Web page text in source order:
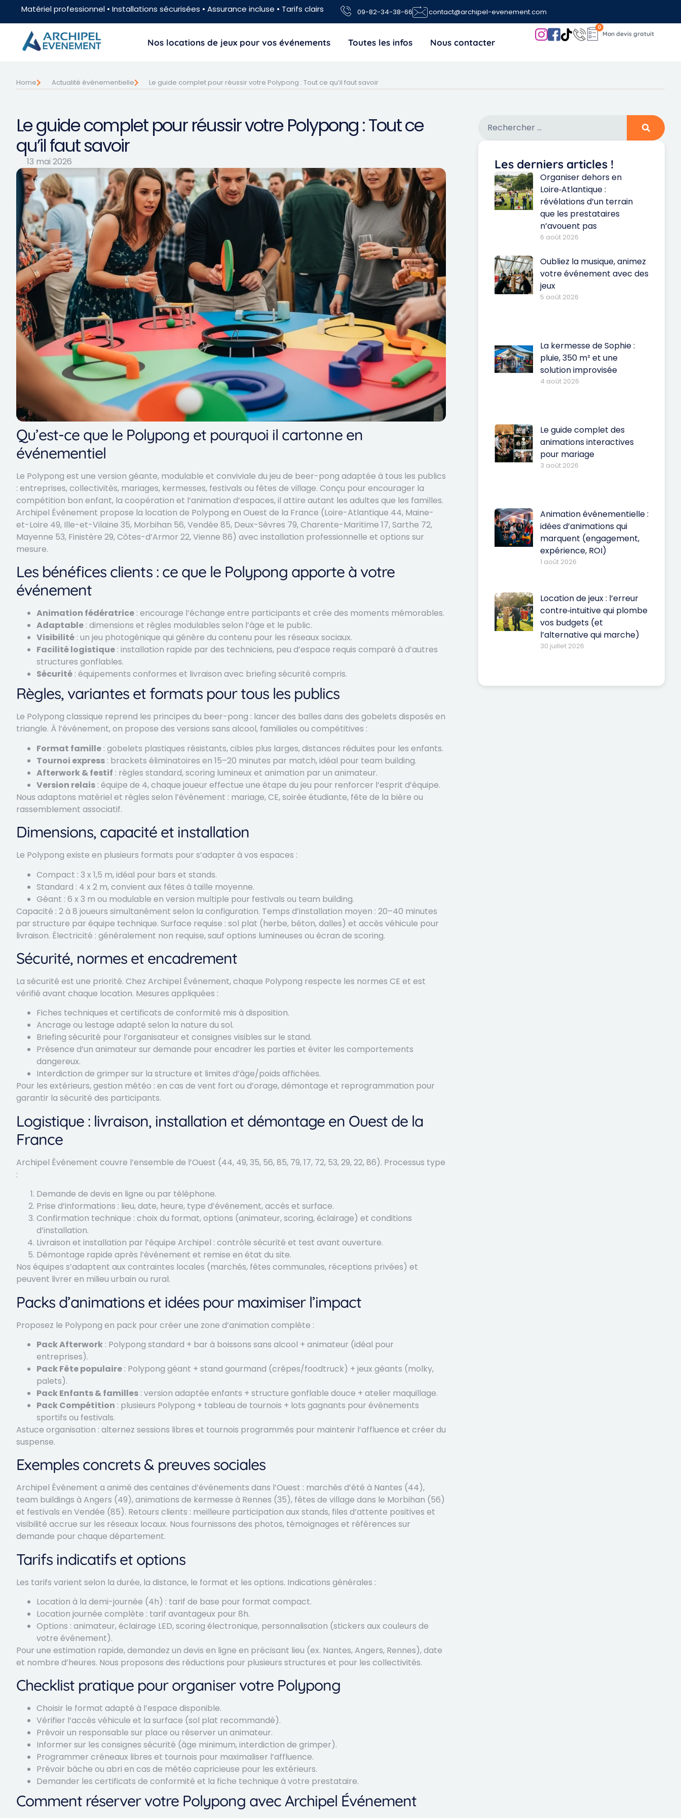
Matériel professionnel • Installations sécurisées • Assurance incluse • Tarifs clairs 09-82-34-38-66 contact@archipel-evenement.com
Nos locations de jeux pour vos événements Toutes les infos Nous contacter
0
Home Actualité événementielle Le guide complet pour réussir votre Polypong : Tout ce qu’il faut savoir
Le guide complet pour réussir votre Polypong : Tout ce
qu’il faut savoir
13 mai 2026
Qu’est-ce que le Polypong et pourquoi il cartonne en
événementiel
Le Polypong est une version géante, modulable et conviviale du jeu de beer-pong adaptée à tous les publics
: entreprises, collectivités, mariages, kermesses, festivals ou fêtes de village. Conçu pour encourager la
compétition bon enfant, la coopération et l’animation d’espaces, il attire autant les adultes que les familles.
Archipel Événement propose la location de Polypong en Ouest de la France (Loire-Atlantique 44, Maine-
et-Loire 49, Ille-et-Vilaine 35, Morbihan 56, Vendée 85, Deux-Sèvres 79, Charente-Maritime 17, Sarthe 72,
Mayenne 53, Finistère 29, Côtes-d’Armor 22, Vienne 86) avec installation professionnelle et options sur
mesure.
Les bénéfices clients : ce que le Polypong apporte à votre
événement
Animation fédératrice : encourage l’échange entre participants et crée des moments mémorables.
Adaptable : dimensions et règles modulables selon l’âge et le public.
Visibilité : un jeu photogénique qui génère du contenu pour les réseaux sociaux.
Facilité logistique : installation rapide par des techniciens, peu d’espace requis comparé à d’autres
structures gonflables.
Sécurité : équipements conformes et livraison avec briefing sécurité compris.
Règles, variantes et formats pour tous les publics
Le Polypong classique reprend les principes du beer-pong : lancer des balles dans des gobelets disposés en
triangle. À l’événement, on propose des versions sans alcool, familiales ou compétitives :
Format famille : gobelets plastiques résistants, cibles plus larges, distances réduites pour les enfants.
Tournoi express : brackets éliminatoires en 15–20 minutes par match, idéal pour team building.
Afterwork & festif : règles standard, scoring lumineux et animation par un animateur.
Version relais : équipe de 4, chaque joueur effectue une étape du jeu pour renforcer l’esprit d’équipe.
Nous adaptons matériel et règles selon l’événement : mariage, CE, soirée étudiante, fête de la bière ou
rassemblement associatif.
Dimensions, capacité et installation
Le Polypong existe en plusieurs formats pour s’adapter à vos espaces :
Compact : 3 x 1,5 m, idéal pour bars et stands.
Standard : 4 x 2 m, convient aux fêtes à taille moyenne.
Géant : 6 x 3 m ou modulable en version multiple pour festivals ou team building.
Capacité : 2 à 8 joueurs simultanément selon la configuration. Temps d’installation moyen : 20–40 minutes
par structure par équipe technique. Surface requise : sol plat (herbe, béton, dalles) et accès véhicule pour
livraison. Électricité : généralement non requise, sauf options lumineuses ou écran de scoring.
Sécurité, normes et encadrement
La sécurité est une priorité. Chez Archipel Événement, chaque Polypong respecte les normes CE et est
vérifié avant chaque location. Mesures appliquées :
Fiches techniques et certificats de conformité mis à disposition.
Ancrage ou lestage adapté selon la nature du sol.
Briefing sécurité pour l’organisateur et consignes visibles sur le stand.
Présence d’un animateur sur demande pour encadrer les parties et éviter les comportements
dangereux.
Interdiction de grimper sur la structure et limites d’âge/poids affichées.
Pour les extérieurs, gestion météo : en cas de vent fort ou d’orage, démontage et reprogrammation pour
garantir la sécurité des participants.
Logistique : livraison, installation et démontage en Ouest de la
France
Archipel Événement couvre l’ensemble de l’Ouest (44, 49, 35, 56, 85, 79, 17, 72, 53, 29, 22, 86). Processus type
:
Demande de devis en ligne ou par téléphone.
Prise d’informations : lieu, date, heure, type d’événement, accès et surface.
Confirmation technique : choix du format, options (animateur, scoring, éclairage) et conditions
d’installation.
Livraison et installation par l’équipe Archipel : contrôle sécurité et test avant ouverture.
Démontage rapide après l’événement et remise en état du site.
Nos équipes s’adaptent aux contraintes locales (marchés, fêtes communales, réceptions privées) et
peuvent livrer en milieu urbain ou rural.
Packs d’animations et idées pour maximiser l’impact
Proposez le Polypong en pack pour créer une zone d’animation complète :
Pack Afterwork : Polypong standard + bar à boissons sans alcool + animateur (idéal pour
entreprises).
Pack Fête populaire : Polypong géant + stand gourmand (crêpes/foodtruck) + jeux géants (molky,
palets).
Pack Enfants & familles : version adaptée enfants + structure gonflable douce + atelier maquillage.
Pack Compétition : plusieurs Polypong + tableau de tournois + lots gagnants pour événements
sportifs ou festivals.
Astuce organisation : alternez sessions libres et tournois programmés pour maintenir l’affluence et créer du
suspense.
Exemples concrets & preuves sociales
Archipel Événement a animé des centaines d’événements dans l’Ouest : marchés d’été à Nantes (44),
team buildings à Angers (49), animations de kermesse à Rennes (35), fêtes de village dans le Morbihan (56)
et festivals en Vendée (85). Retours clients : meilleure participation aux stands, files d’attente positives et
visibilité accrue sur les réseaux locaux. Nous fournissons des photos, témoignages et références sur
demande pour chaque département.
Tarifs indicatifs et options
Les tarifs varient selon la durée, la distance, le format et les options. Indications générales :
Location à la demi-journée (4h) : tarif de base pour format compact.
Location journée complète : tarif avantageux pour 8h.
Options : animateur, éclairage LED, scoring électronique, personnalisation (stickers aux couleurs de
votre événement).
Pour une estimation rapide, demandez un devis en ligne en précisant lieu (ex. Nantes, Angers, Rennes), date
et nombre d’heures. Nous proposons des réductions pour plusieurs structures et pour les collectivités.
Checklist pratique pour organiser votre Polypong
Choisir le format adapté à l’espace disponible.
Vérifier l’accès véhicule et la surface (sol plat recommandé).
Prévoir un responsable sur place ou réserver un animateur.
Informer sur les consignes sécurité (âge minimum, interdiction de grimper).
Programmer créneaux libres et tournois pour maximaliser l’affluence.
Prévoir bâche ou abri en cas de météo capricieuse pour les extérieurs.
Demander les certificats de conformité et la fiche technique à votre prestataire.
Comment réserver votre Polypong avec Archipel Événement
Les derniers articles !
Organiser dehors en
Loire‑Atlantique :
révélations d’un terrain
que les prestataires
n’avouent pas
6 août 2026
Oubliez la musique, animez
votre événement avec des
jeux
5 août 2026
La kermesse de Sophie :
pluie, 350 m² et une
solution improvisée
4 août 2026
Le guide complet des
animations interactives
pour mariage
3 août 2026
Animation événementielle :
idées d’animations qui
marquent (engagement,
expérience, ROI)
1 août 2026
Location de jeux : l’erreur
contre‑intuitive qui plombe
vos budgets (et
l’alternative qui marche)
30 juillet 2026